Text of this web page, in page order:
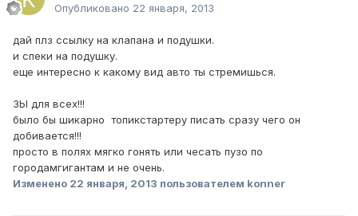
Опубликовано 22 января, 2013
дай плз ссылку на клапана и подушки.
и спеки на подушку.
еще интересно к какому вид авто ты стремишься.
ЗЫ для всех!!!
было бы шикарно топикстартеру писать сразу чего он
добивается!!!
просто в полях мягко гонять или чесать пузо по
городамгигантам и не очень.
Изменено 22 января, 2013 пользователем konner